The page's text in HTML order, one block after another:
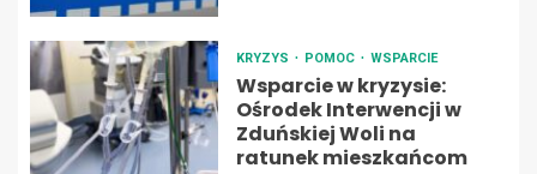
KRYZYS POMOC WSPARCIE
Wsparcie w kryzysie:
Ośrodek Interwencji w
Zduńskiej Woli na
ratunek mieszkańcom